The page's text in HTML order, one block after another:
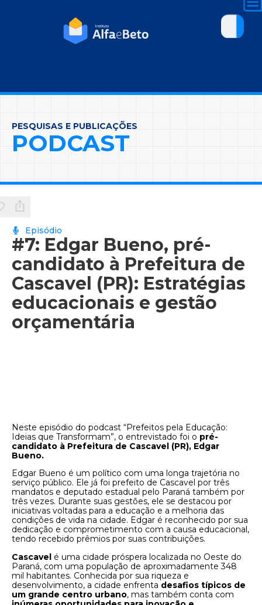
PESQUISAS E PUBLICAÇÕES
PODCAST
Episódio
#7: Edgar Bueno, pré-
candidato à Prefeitura de
Cascavel (PR): Estratégias
educacionais e gestão
orçamentária
Neste episódio do podcast “Prefeitos pela Educação:
Ideias que Transformam”, o entrevistado foi o pré-
candidato à Prefeitura de Cascavel (PR), Edgar
Bueno.
Edgar Bueno é um político com uma longa trajetória no
serviço público. Ele já foi prefeito de Cascavel por três
mandatos e deputado estadual pelo Paraná também por
três vezes. Durante suas gestões, ele se destacou por
iniciativas voltadas para a educação e a melhoria das
condições de vida na cidade. Edgar é reconhecido por sua
dedicação e comprometimento com a causa educacional,
tendo recebido prêmios por suas contribuições.
Cascavel é uma cidade próspera localizada no Oeste do
Paraná, com uma população de aproximadamente 348
mil habitantes. Conhecida por sua riqueza e
desenvolvimento, a cidade enfrenta desafios típicos de
um grande centro urbano, mas também conta com